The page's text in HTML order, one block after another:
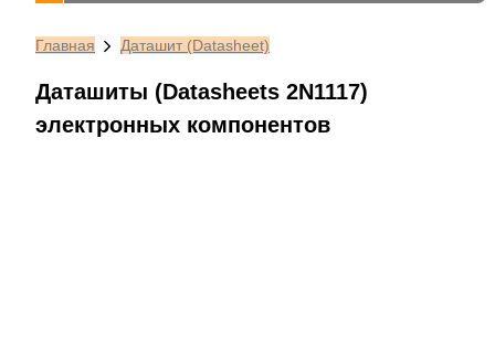
Главная Даташит (Datasheet)
Даташиты (Datasheets 2N1117)
электронных компонентов